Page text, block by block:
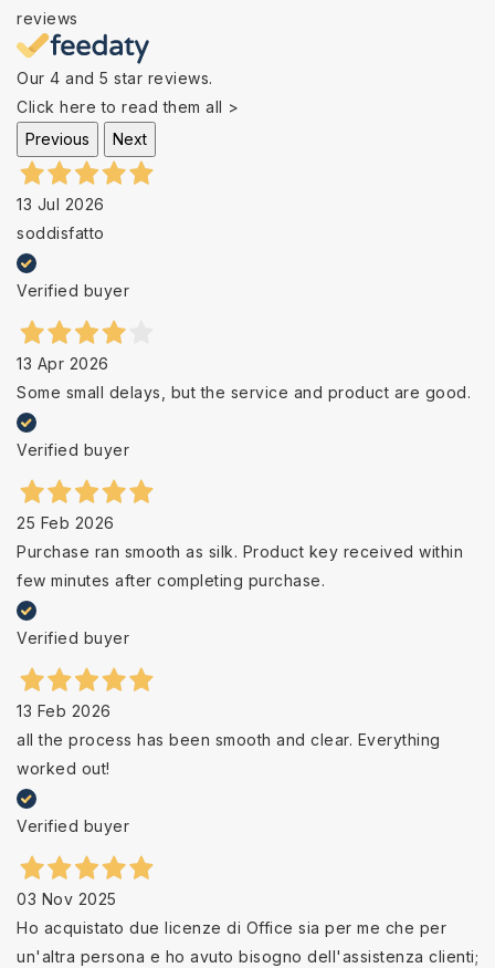
reviews
Our 4 and 5 star reviews.
Click here to read them all >
Previous
Next
13 Jul 2026
soddisfatto
Verified buyer
13 Apr 2026
Some small delays, but the service and product are good.
Verified buyer
25 Feb 2026
Purchase ran smooth as silk. Product key received within
few minutes after completing purchase.
Verified buyer
13 Feb 2026
all the process has been smooth and clear. Everything
worked out!
Verified buyer
03 Nov 2025
Ho acquistato due licenze di Office sia per me che per
un'altra persona e ho avuto bisogno dell'assistenza clienti;